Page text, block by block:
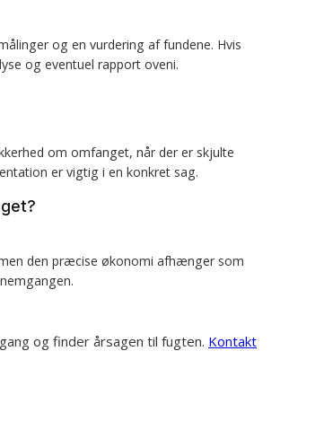
og en vurdering af fundene. Hvis
og eventuel rapport oveni.
om omfanget, når der er skjulte
er vigtig i en konkret sag.
den præcise økonomi afhænger som
og finder årsagen til fugten. Kontakt